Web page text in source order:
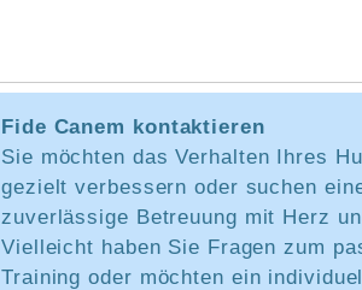
Fide Canem kontaktieren
Sie möchten das Verhalten Ihres
gezielt verbessern oder suchen
zuverlässige Betreuung mit Herz
Vielleicht haben Sie Fragen zum
Training oder möchten ein